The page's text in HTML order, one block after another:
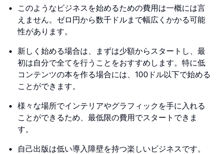
このようなビジネスを始めるための費用は一概には言
えません。ゼロ円から数千ドルまで幅広くかかる可能
性があります。
新しく始める場合は、まずは少額からスタートし、最
初は自分で全てを行うことをおすすめします。特に低
コンテンツの本を作る場合には、100ドル以下で始める
ことができます。
様々な場所でインテリアやグラフィックを手に入れる
ことができるため、最低限の費用でスタートできま
す。
自己出版は低い導入障壁を持つ楽しいビジネスです。